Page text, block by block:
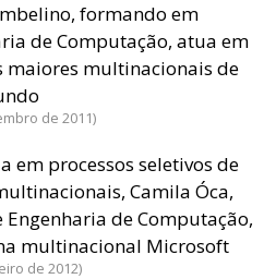
formando em
de Computação, atua em
maiores multinacionais de
de 2011
em processos seletivos de
Camila Óca,
Engenharia de Computação,
multinacional Microsoft
de 2012